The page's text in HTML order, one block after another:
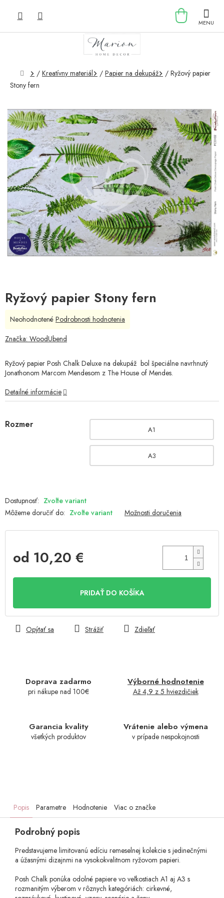
KOŠÍK
Domov
/ Kreatívny materiál / Papier na dekupáž / Ryžový papier
Stony fern
Ryžový papier Stony fern
Rozmer A1
A3
Zvoľte variant
Môžeme doručiť do: Zvoľte variant Možnosti doručenia
od 10,20 €
PRIDAŤ DO KOŠÍKA
Doprava zadarmo
pri nákupe nad 100€
Výborné hodnotenie
Až 4,9 z 5 hviezdičiek
Garancia kvality
všetkých produktov
Vrátenie alebo výmena
v prípade nespokojnosti
Ryžový papier Posh Chalk Deluxe na dekupáž bol špeciálne navrhnutý
Jonathonom Marcom Mendesom z The House of Mendes.
Detailné informácie
Opýtať sa Strážiť Zdieľať
Priemerné
produktu
z
5
Neohodnotené Podrobnosti hodnotenia
Značka: WoodUbend
Popis Parametre Hodnotenie Viac o značke
Podrobný popis
Predstavujeme limitovanú edíciu remeselnej kolekcie s jedinečnými
a úžasnými dizajnmi na vysokokvalitnom ryžovom papieri.
Posh Chalk ponúka odolné papiere vo veľkostiach A1 aj A3 s
rozmanitým výberom v rôznych kategóriách: cirkevné,